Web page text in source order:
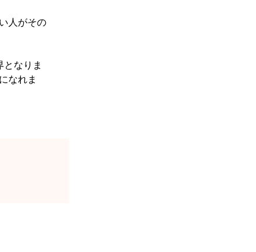
人がその
なりま
なれま